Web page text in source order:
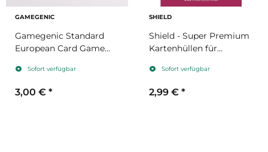
GAMEGENIC
Gamegenic Standard
European Card Game
62x94mm
Sofort verfügbar
3,00 € *
SHIELD
Shield - Super Premium
Kartenhüllen für
mmSofort verfügbar
2,99 € *